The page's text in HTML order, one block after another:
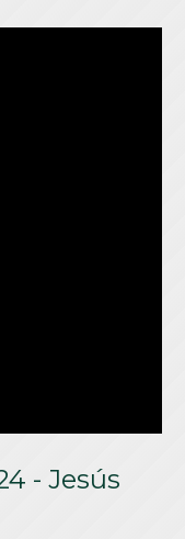
- Jesús